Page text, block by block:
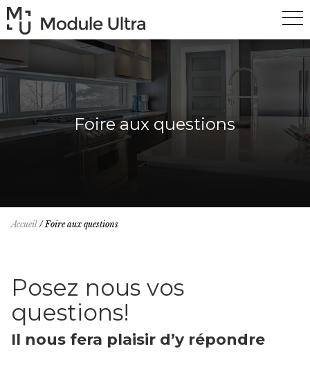
Foire aux questions
Accueil/ Foire aux questions
Posez nous vos
questions!
Il nous fera plaisir d’y répondre